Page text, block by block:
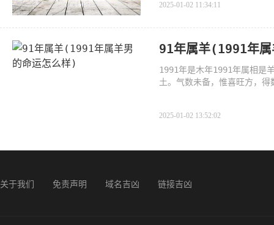
2025-01-02 11:34:11
91年属羊(1991年
1991年是木年1991年属相是
土。气数未备，惟喜旺方，
2025-01-02 13:52:02
关于我们 免责声明 域名吉凶 链接吉凶